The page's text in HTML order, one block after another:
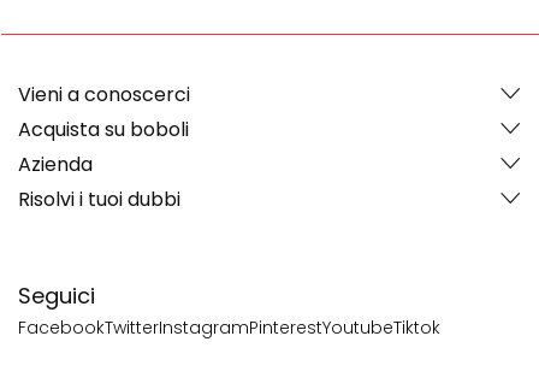
Seguici
FacebookTwitterInstagramPinterestYoutubeTiktok
Vieni a conoscerci
Acquista su boboli
Azienda
Risolvi i tuoi dubbi